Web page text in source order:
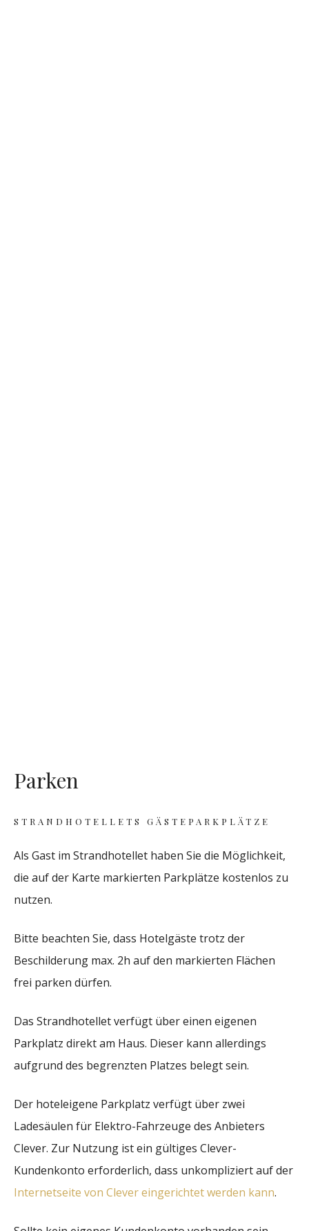
Parken
STRANDHOTELLETS GÄSTEPARKPLÄTZE
Als Gast im Strandhotellet haben Sie die Möglichkeit,
die auf der Karte markierten Parkplätze kostenlos zu
nutzen.
Bitte beachten Sie, dass Hotelgäste trotz der
Beschilderung max. 2h auf den markierten Flächen
frei parken dürfen.
Das Strandhotellet verfügt über einen eigenen
Parkplatz direkt am Haus. Dieser kann allerdings
aufgrund des begrenzten Platzes belegt sein.
Der hoteleigene Parkplatz verfügt über zwei
Ladesäulen für Elektro-Fahrzeuge des Anbieters
Clever. Zur Nutzung ist ein gültiges Clever-
Kundenkonto erforderlich, dass unkompliziert auf der
Internetseite von Clever eingerichtet werden kann.